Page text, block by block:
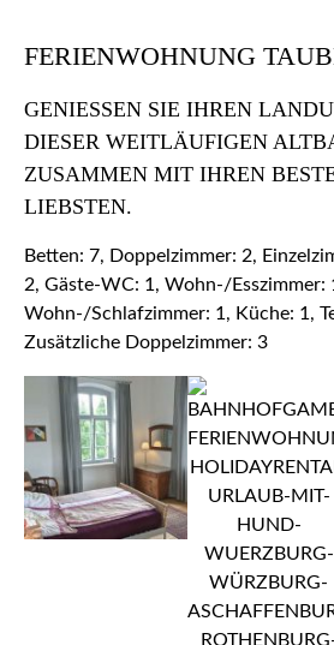
FERIENWOHNUNG
GENIESSEN SIE IHREN
IESER WEITLÄUFIGEN
USAMMEN MIT IHREN
IEBSTEN.
Betten: 7, Doppelzimmer: 2,
2, Gäste-WC: 1, Wohn-/Esszimmer:
Wohn-/Schlafzimmer: 1, Küche: 1,
Zusätzliche Doppelzimmer: 3